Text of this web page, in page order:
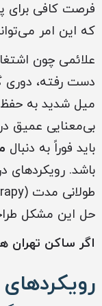
فرصت کافی برای
که این امر
علائمی چون
دست رفته، دوری
میل شدید به
بی‌معنایی عمیق
باید فوراً به دنبال
باشد. رویکردهای
حل این مشکل
اگر ساکن ‏تهران